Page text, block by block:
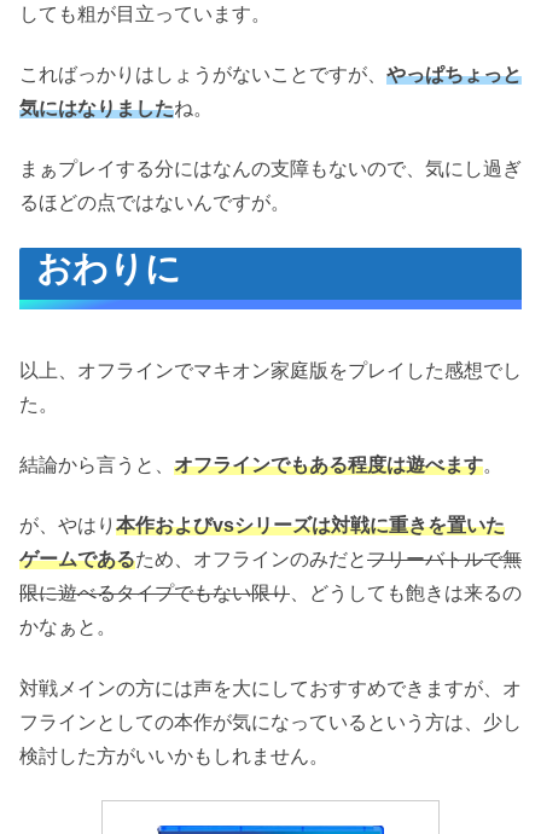
しても粗が目立っています。
こればっかりはしょうがないことですが、 やっぱちょっと
気にはなりましたね。
まぁプレイする分にはなんの支障もないので、気にし過ぎ
るほどの点ではないんですが。
おわりに
以上、オフラインでマキオン家庭版をプレイした感想でし
た。
結論から言うと、 オフラインでもある程度は遊べます。
が、やはり 本作およびvsシリーズは対戦に重きを置いた
ゲームであるため、オフラインのみだとフリーバトルで無
限に遊べるタイプでもない限り、どうしても飽きは来るの
かなぁと。
対戦メインの方には声を大にしておすすめできますが、オ
フラインとしての本作が気になっているという方は、少し
検討した方がいいかもしれません。